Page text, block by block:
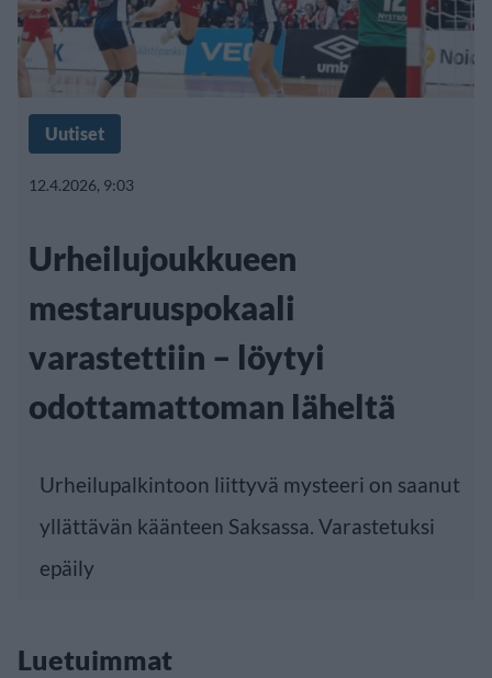
Uutiset
12.4.2026, 9:03
Urheilujoukkueen
mestaruuspokaali
varastettiin – löytyi
odottamattoman läheltä
Urheilupalkintoon liittyvä mysteeri on saanut
yllättävän käänteen Saksassa. Varastetuksi
epäily
Luetuimmat